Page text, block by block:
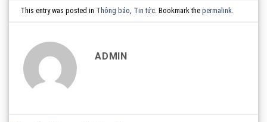
This entry was posted in Thông báo, Tin tức. Bookmark thepermalink.
ADMIN